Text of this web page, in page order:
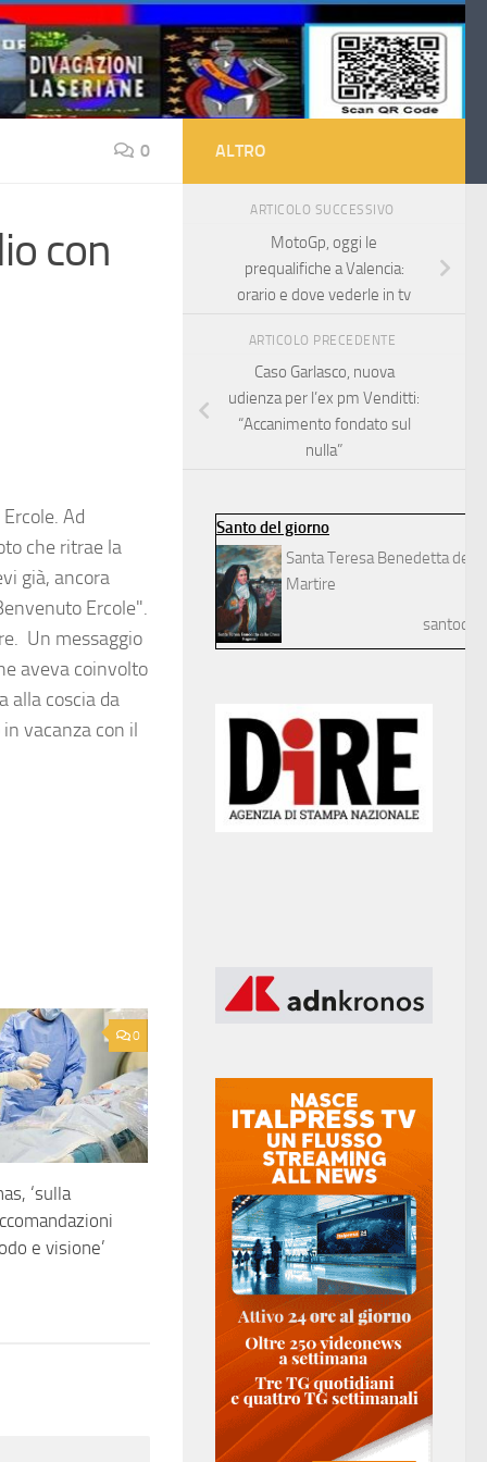
0
con
Ad
che ritrae la
già, ancora
Ercole".
Un messaggio
aveva coinvolto
alla coscia da
vacanza con il
0
‘sulla
e visione’
ALTRO
ARTICOLO SUCCESSIVO
MotoGp, oggi le
prequalifiche a Valencia:
orario e dove vederle in tv
ARTICOLO PRECEDENTE
Caso Garlasco, nuova
udienza per l’ex pm Venditti:
“Accanimento fondato sul
nulla”
Santo del giorno
Santa Teresa Benedetta della
Martire